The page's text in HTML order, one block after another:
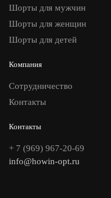
Шорты для мужчин
Шорты для женщин
Шорты для детей
Компания
Сотрудничество
Контакты
Контакты
+ 7 (969) 967-20-69
info@howin-opt.ru